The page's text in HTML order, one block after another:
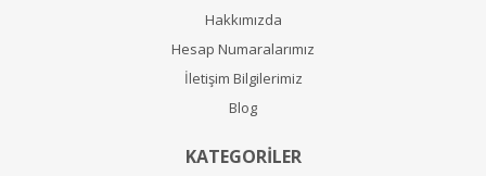
Hakkımızda
Hesap Numaralarımız
İletişim Bilgilerimiz
Blog
KATEGORİLER